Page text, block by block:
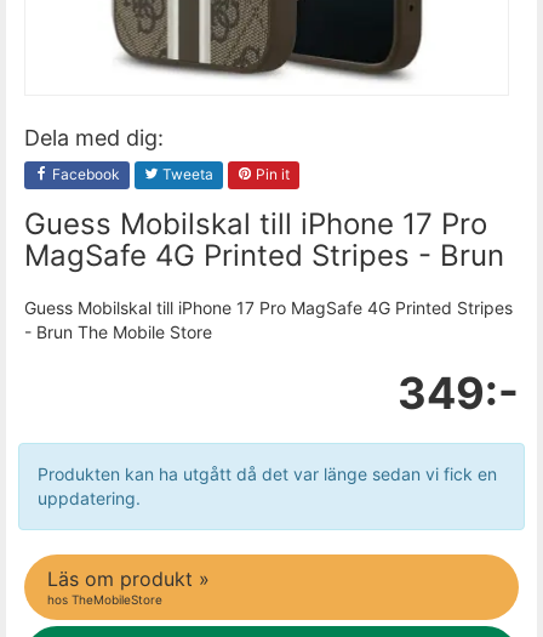
Dela med dig:
Facebook Tweeta Pin it
Guess Mobilskal till iPhone 17 Pro
MagSafe 4G Printed Stripes - Brun
Guess Mobilskal till iPhone 17 Pro MagSafe 4G Printed Stripes
- Brun The Mobile Store
349:-
Produkten kan ha utgått då det var länge sedan vi fick en
uppdatering.
Läs om produkt »
hos TheMobileStore